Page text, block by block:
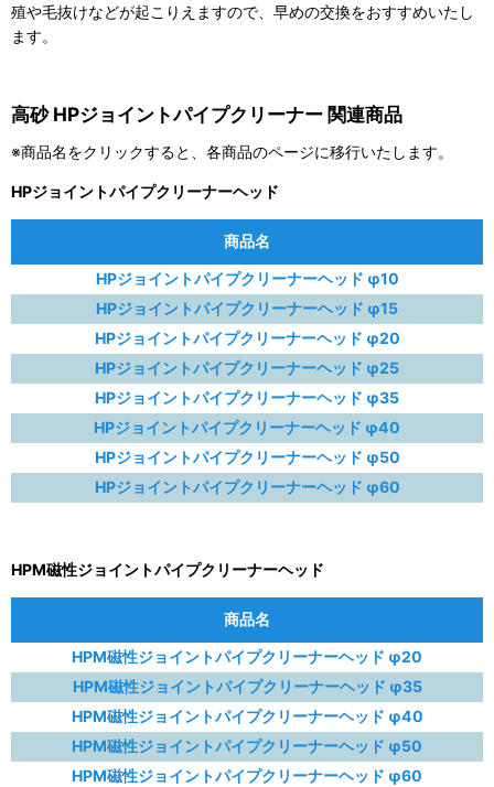
殖や毛抜けなどが起こりえますので、早めの交換をおすすめいたし
ます。
高砂 HPジョイントパイプクリーナー 関連商品
※商品名をクリックすると、各商品のページに移行いたします。
HPジョイントパイプクリーナーヘッド
商品名
HPジョイントパイプクリーナーヘッド φ10
HPジョイントパイプクリーナーヘッド φ15
HPジョイントパイプクリーナーヘッド φ20
HPジョイントパイプクリーナーヘッド φ25
HPジョイントパイプクリーナーヘッド φ35
HPジョイントパイプクリーナーヘッド φ40
HPジョイントパイプクリーナーヘッド φ50
HPジョイントパイプクリーナーヘッド φ60
HPM磁性ジョイントパイプクリーナーヘッド
商品名
HPM磁性ジョイントパイプクリーナーヘッド φ20
HPM磁性ジョイントパイプクリーナーヘッド φ35
HPM磁性ジョイントパイプクリーナーヘッド φ40
HPM磁性ジョイントパイプクリーナーヘッド φ50
HPM磁性ジョイントパイプクリーナーヘッド φ60